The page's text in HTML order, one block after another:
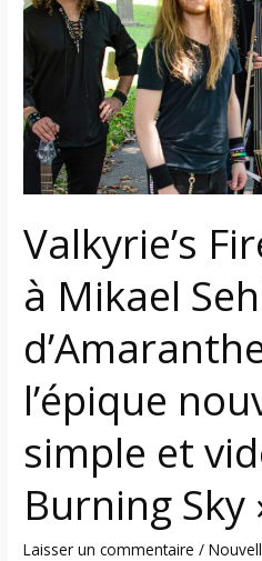
Valkyrie’s
à Mikael
l’épique
simple et
Burning Sky
Laisser un commentaire /
à
Mikael
d’Amaranthe
dans
l’épique
nouveau
et
vidéoclip
«
Burning
Sky
»